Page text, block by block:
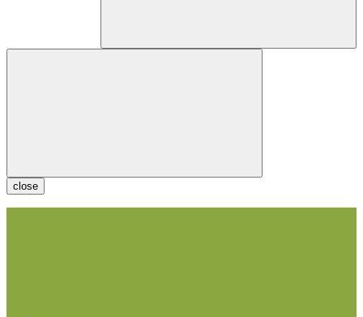
close